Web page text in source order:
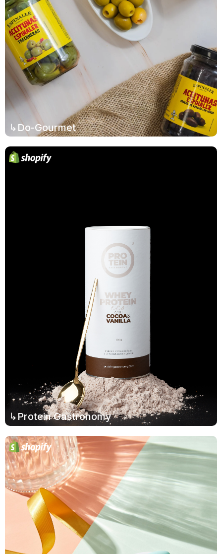
↳Do-Gourmet
↳Protein Gastronomy